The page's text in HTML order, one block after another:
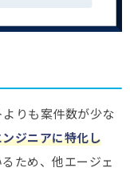
りも案件数が少な
ジニアに特化し
ため、他エージェ